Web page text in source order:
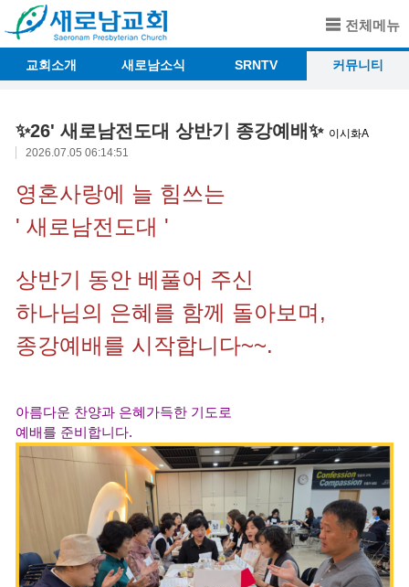
전체메뉴
교회소개 새로남소식 SRNTV 커뮤니티
✨️26' 새로남전도대 상반기 종강예배✨️ 이시화A
2026.07.05 06:14:51
영혼사랑에 늘 힘쓰는
' 새로남전도대 '
상반기 동안 베풀어 주신
하나님의 은혜를 함께 돌아보며,
종강예배를 시작합니다~~.
아름다운 찬양과 은혜가득한 기도로
예배를 준비합니다.